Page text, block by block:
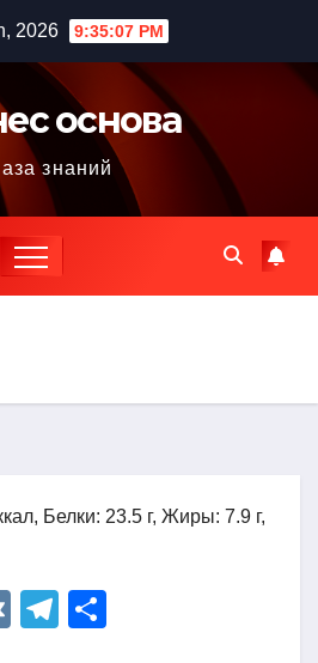
2026 9:35:07 PM
основа
знаний
Белки: 23.5 г, Жиры: 7.9 г,
V
T